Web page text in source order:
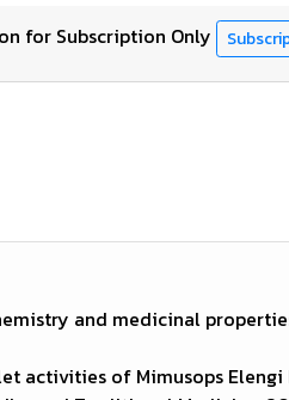
for Subscription Only
and medicinal
activities of Mimusops Elengi